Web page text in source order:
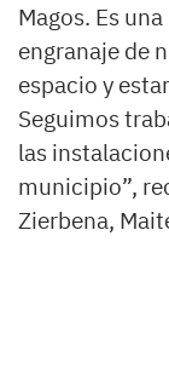
Magos. Es
engranaje de
espacio y
Seguimos
las
municipio”,
Zierbena,